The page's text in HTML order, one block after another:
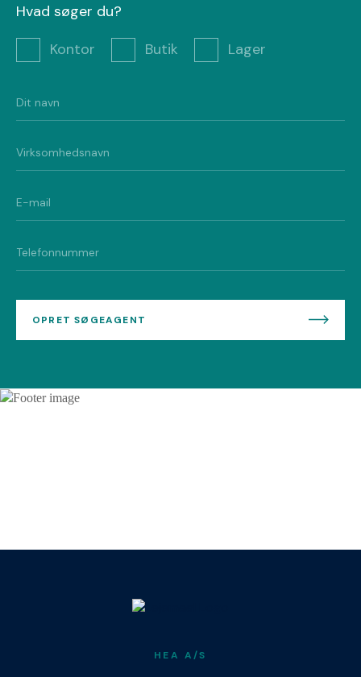
Hvad søger du?
Kontor
Butik Lager
OPRET SØGEAGENT
HEA A/S